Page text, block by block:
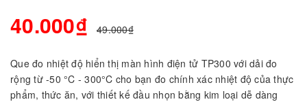
40.000₫ 49.000₫
Que đo nhiệt độ hiển thị màn hình điện tử TP300 với dải đo
rộng từ -50 °C - 300°C cho bạn đo chính xác nhiệt độ của thực
phẩm, thức ăn, với thiết kế đầu nhọn bằng kim loại dễ dàng